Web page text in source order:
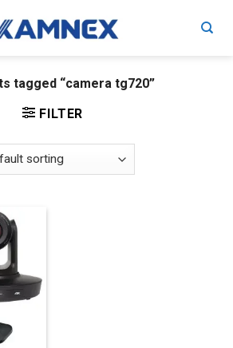
tagged “camera tg720”
FILTER